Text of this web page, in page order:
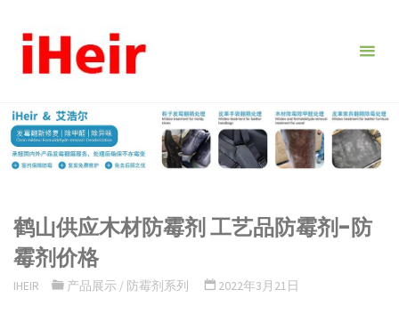
容。
鹤山供应木材防霉剂 工艺品防霉剂-防
霉剂价格
IHEIR 产品展示 / 防霉剂系列 2022年3月21日